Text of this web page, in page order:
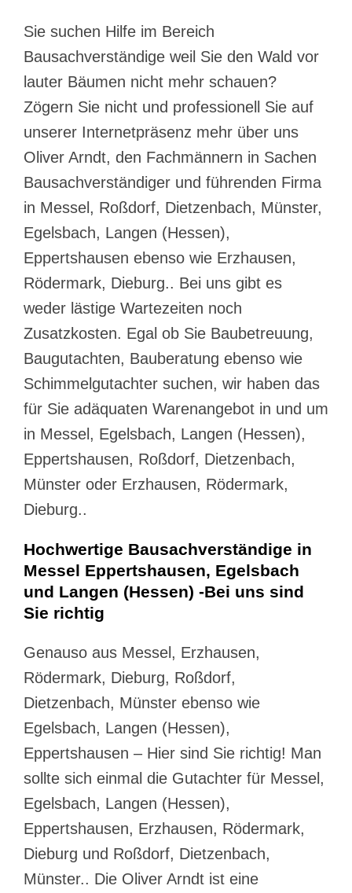
Sie suchen Hilfe im Bereich
Bausachverständige weil Sie den Wald vor
lauter Bäumen nicht mehr schauen?
Zögern Sie nicht und professionell Sie auf
unserer Internetpräsenz mehr über uns
Oliver Arndt, den Fachmännern in Sachen
Bausachverständiger und führenden Firma
in Messel, Roßdorf, Dietzenbach, Münster,
Egelsbach, Langen (Hessen),
Eppertshausen ebenso wie Erzhausen,
Rödermark, Dieburg.. Bei uns gibt es
weder lästige Wartezeiten noch
Zusatzkosten. Egal ob Sie Baubetreuung,
Baugutachten, Bauberatung ebenso wie
Schimmelgutachter suchen, wir haben das
für Sie adäquaten Warenangebot in und um
in Messel, Egelsbach, Langen (Hessen),
Eppertshausen, Roßdorf, Dietzenbach,
Münster oder Erzhausen, Rödermark,
Dieburg..
Hochwertige Bausachverständige in
Messel Eppertshausen, Egelsbach
und Langen (Hessen) -Bei uns sind
Sie richtig
Genauso aus Messel, Erzhausen,
Rödermark, Dieburg, Roßdorf,
Dietzenbach, Münster ebenso wie
Egelsbach, Langen (Hessen),
Eppertshausen – Hier sind Sie richtig! Man
sollte sich einmal die Gutachter für Messel,
Egelsbach, Langen (Hessen),
Eppertshausen, Erzhausen, Rödermark,
Dieburg und Roßdorf, Dietzenbach,
Münster.. Die Oliver Arndt ist eine